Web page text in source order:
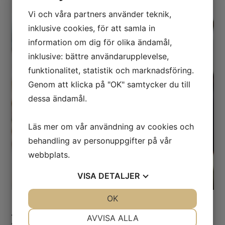
Psykoterapi & KBT-samtal
Vi och våra partners använder teknik,
inklusive cookies, för att samla in
information om dig för olika ändamål,
inklusive: bättre användarupplevelse,
funktionalitet, statistik och marknadsföring.
Genom att klicka på "OK" samtycker du till
dessa ändamål.
Läs mer om vår användning av cookies och
behandling av personuppgifter på vår
webbplats.
VISA DETALJER
AVVISA ALLA
OK